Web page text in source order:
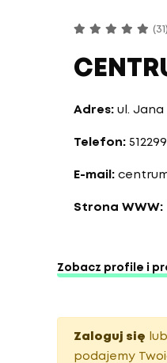
(31)
Adres: ul. Jana
Telefon:
E-mail:
Strona WWW:
Zobacz profile i
Zaloguj się lub
podajemy